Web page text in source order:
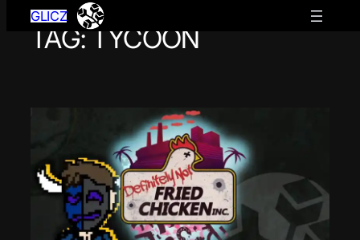
Przejdź
GLICZ
TAG:TYCOON